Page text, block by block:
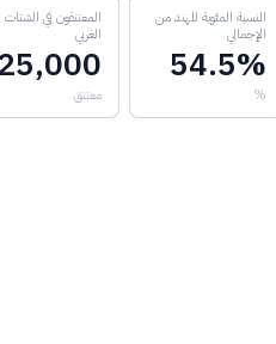
النسبة المئوية للهند من
الإجمالي
54.5%
%
المعتنقون في الشتات
الغربي
معتنق